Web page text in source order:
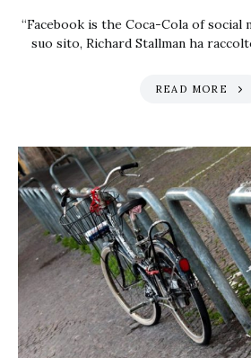
“Facebook is the Coca-Cola of social
suo sito, Richard Stallman ha
READ MORE